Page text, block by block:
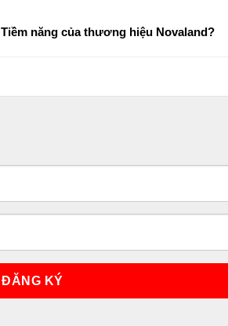
Tiềm năng của thương hiệu Novaland?